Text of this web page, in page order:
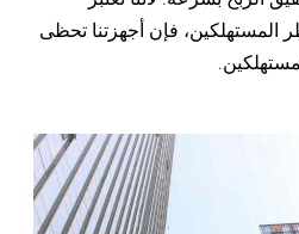
فإن أجهزتنا تحظى